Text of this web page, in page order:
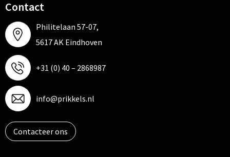
Contact
Philitelaan 57-07,
5617 AK Eindhoven
+31 (0) 40 – 2868987
info@prikkels.nl
Contacteer ons